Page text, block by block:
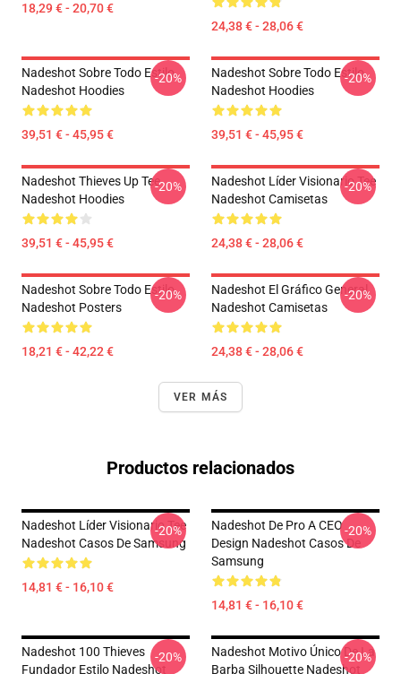
18,29 € - 20,70 €
24,38 € - 28,06 €
Nadeshot Sobre Todo Estilo
Nadeshot Hoodies
39,51 € - 45,95 €
-20%
Nadeshot Sobre Todo Estilo
Nadeshot Hoodies
39,51 € - 45,95 €
-20%
Nadeshot Thieves Up Tee
Nadeshot Hoodies
39,51 € - 45,95 €
-20%
Nadeshot Líder Visionario Tee
Nadeshot Camisetas
24,38 € - 28,06 €
-20%
Nadeshot Sobre Todo Estilo
Nadeshot Posters
18,21 € - 42,22 €
-20%
Nadeshot El Gráfico General
Nadeshot Camisetas
24,38 € - 28,06 €
-20%
VER MÁS
Productos relacionados
Nadeshot Líder Visionario Tee
Nadeshot Casos De Samsung
14,81 € - 16,10 €
-20%
Nadeshot De Pro A CEO
Design Nadeshot Casos De
Samsung
14,81 € - 16,10 €
-20%
Nadeshot 100 Thieves
Fundador Estilo Nadeshot
-20%
Nadeshot Motivo Único De La
Barba Silhouette Nadeshot
-20%